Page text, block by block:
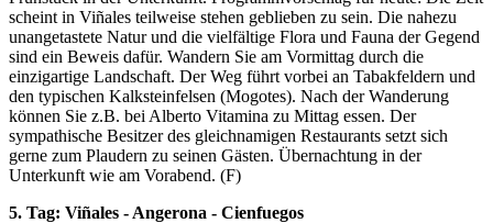
scheint in Viñales teilweise stehen geblieben zu sein. Die nahezu
unangetastete Natur und die vielfältige Flora und Fauna der Gegend
sind ein Beweis dafür. Wandern Sie am Vormittag durch die
einzigartige Landschaft. Der Weg führt vorbei an Tabakfeldern und
den typischen Kalksteinfelsen (Mogotes). Nach der Wanderung
können Sie z.B. bei Alberto Vitamina zu Mittag essen. Der
sympathische Besitzer des gleichnamigen Restaurants setzt sich
gerne zum Plaudern zu seinen Gästen. Übernachtung in der
Unterkunft wie am Vorabend. (F)
5. Tag: Viñales - Angerona - Cienfuegos